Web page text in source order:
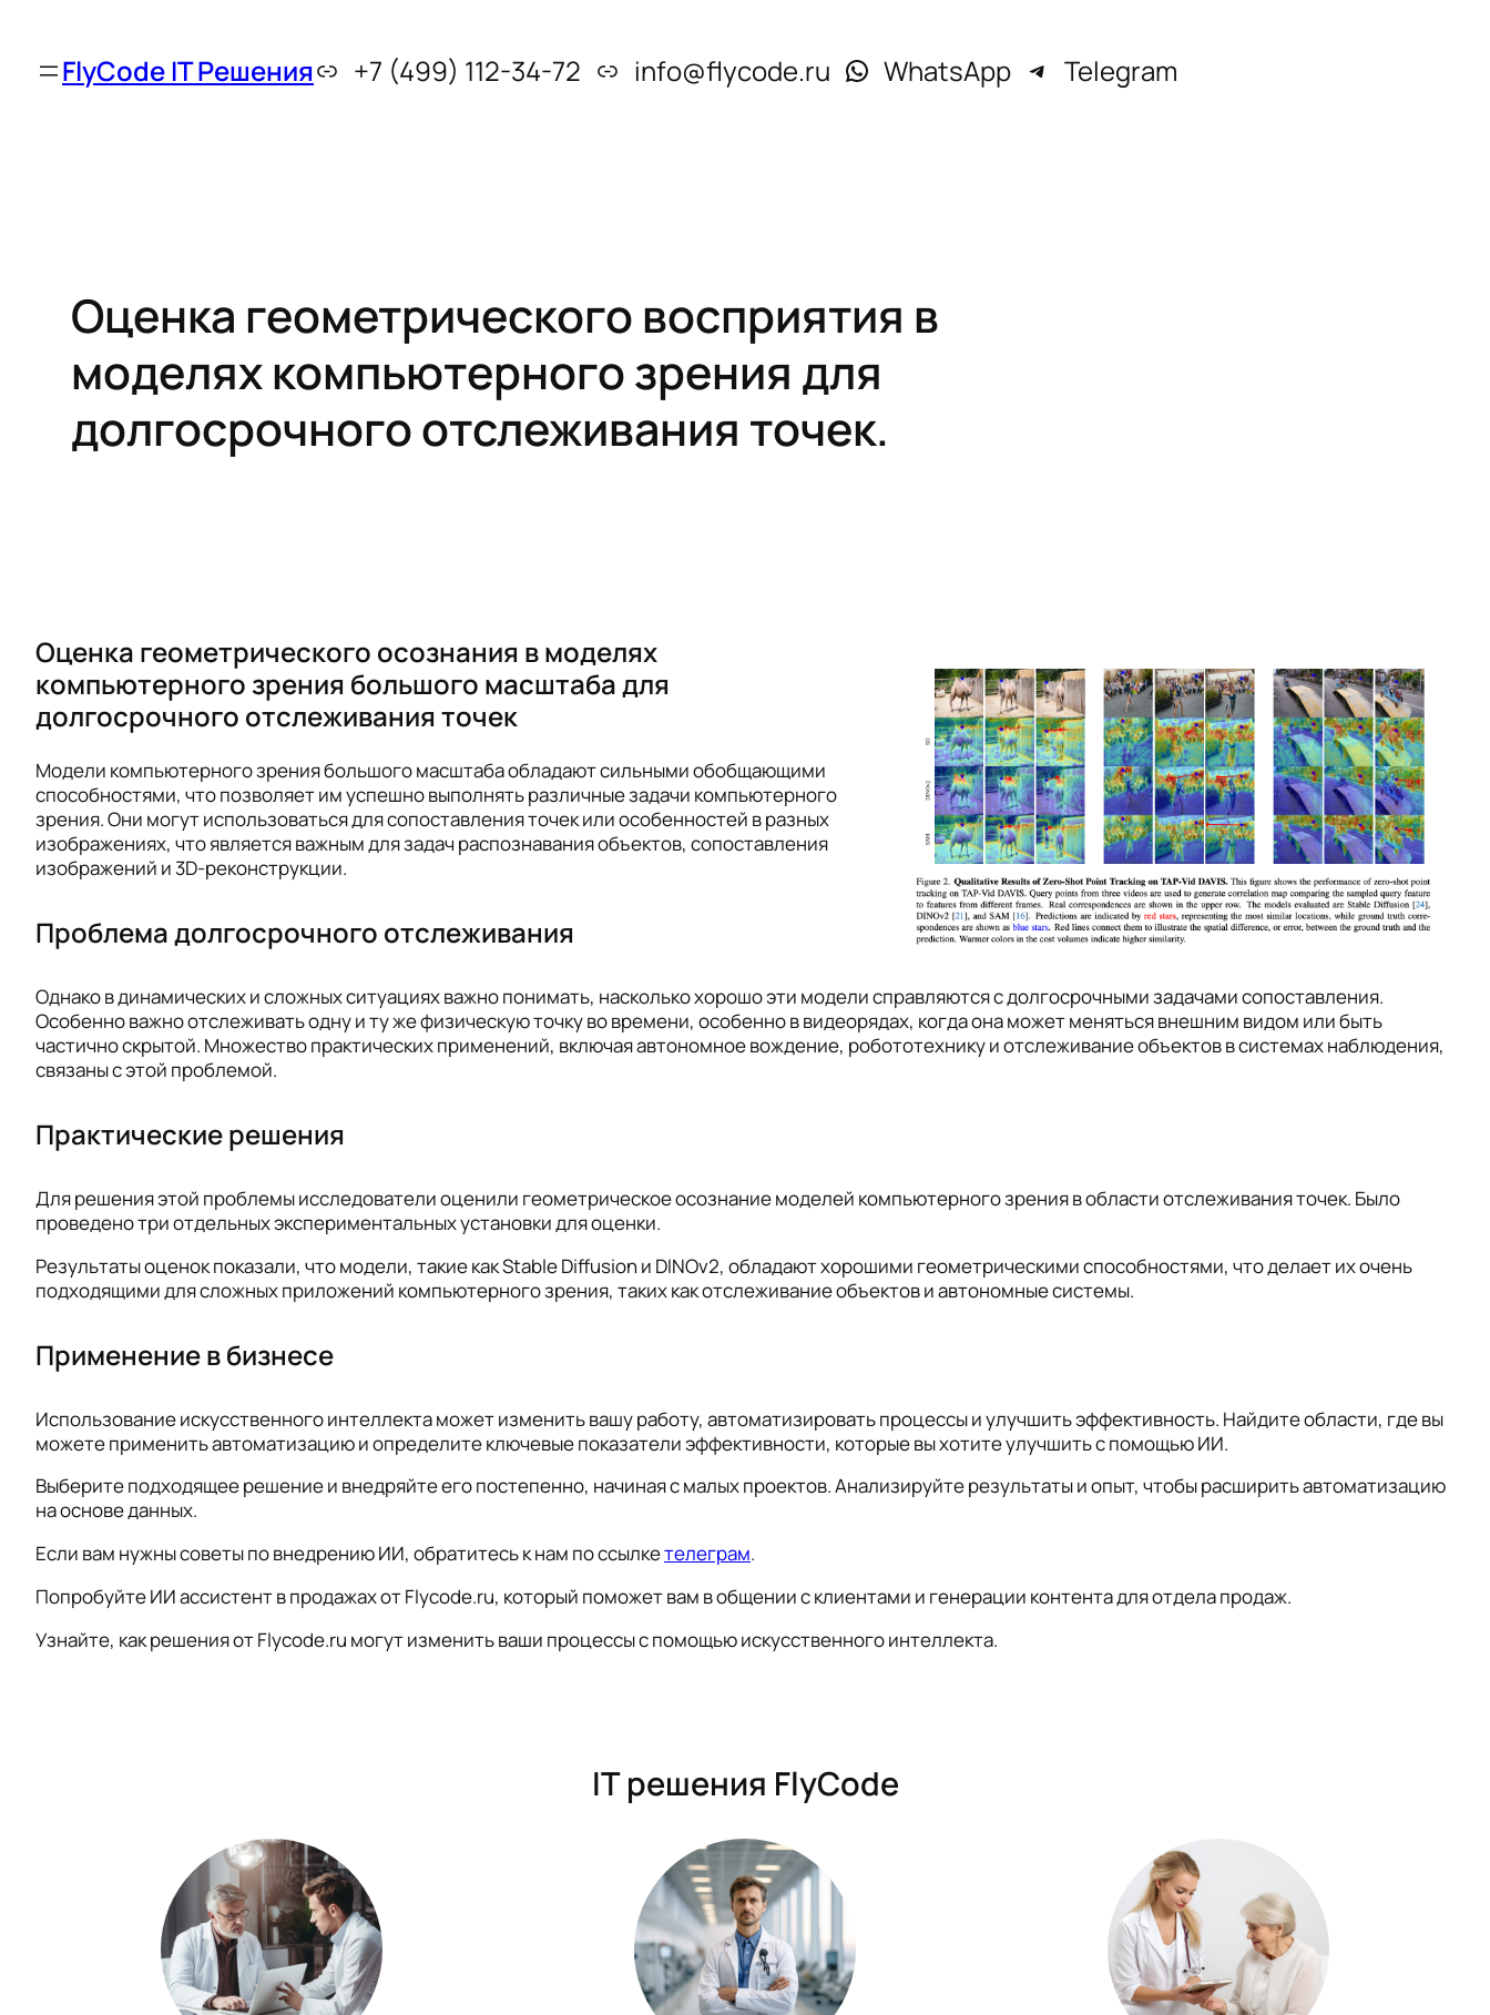
FlyCode IT Решения +7 (499) 112-34-72 info@flycode.ru WhatsApp Telegram
Оценка геометрического восприятия в
моделях компьютерного зрения для
долгосрочного отслеживания точек.
Оценка геометрического осознания в моделях
компьютерного зрения большого масштаба для
долгосрочного отслеживания точек
Модели компьютерного зрения большого масштаба обладают сильными обобщающими
способностями, что позволяет им успешно выполнять различные задачи компьютерного
зрения. Они могут использоваться для сопоставления точек или особенностей в разных
изображениях, что является важным для задач распознавания объектов, сопоставления
изображений и 3D-реконструкции.
Проблема долгосрочного отслеживания
Однако в динамических и сложных ситуациях важно понимать, насколько хорошо эти модели справляются с долгосрочными задачами сопоставления.
Особенно важно отслеживать одну и ту же физическую точку во времени, особенно в видеорядах, когда она может меняться внешним видом или быть
частично скрытой. Множество практических применений, включая автономное вождение, робототехнику и отслеживание объектов в системах наблюдения,
связаны с этой проблемой.
Практические решения
Для решения этой проблемы исследователи оценили геометрическое осознание моделей компьютерного зрения в области отслеживания точек. Было
проведено три отдельных экспериментальных установки для оценки.
Результаты оценок показали, что модели, такие как Stable Diffusion и DINOv2, обладают хорошими геометрическими способностями, что делает их очень
подходящими для сложных приложений компьютерного зрения, таких как отслеживание объектов и автономные системы.
Применение в бизнесе
Использование искусственного интеллекта может изменить вашу работу, автоматизировать процессы и улучшить эффективность. Найдите области, где вы
можете применить автоматизацию и определите ключевые показатели эффективности, которые вы хотите улучшить с помощью ИИ.
Выберите подходящее решение и внедряйте его постепенно, начиная с малых проектов. Анализируйте результаты и опыт, чтобы расширить автоматизацию
на основе данных.
Если вам нужны советы по внедрению ИИ, обратитесь к нам по ссылкетелеграм.
Попробуйте ИИ ассистент в продажах от Flycode.ru, который поможет вам в общении с клиентами и генерации контента для отдела продаж.
Узнайте, как решения от Flycode.ru могут изменить ваши процессы с помощью искусственного интеллекта.
IT решения FlyCode